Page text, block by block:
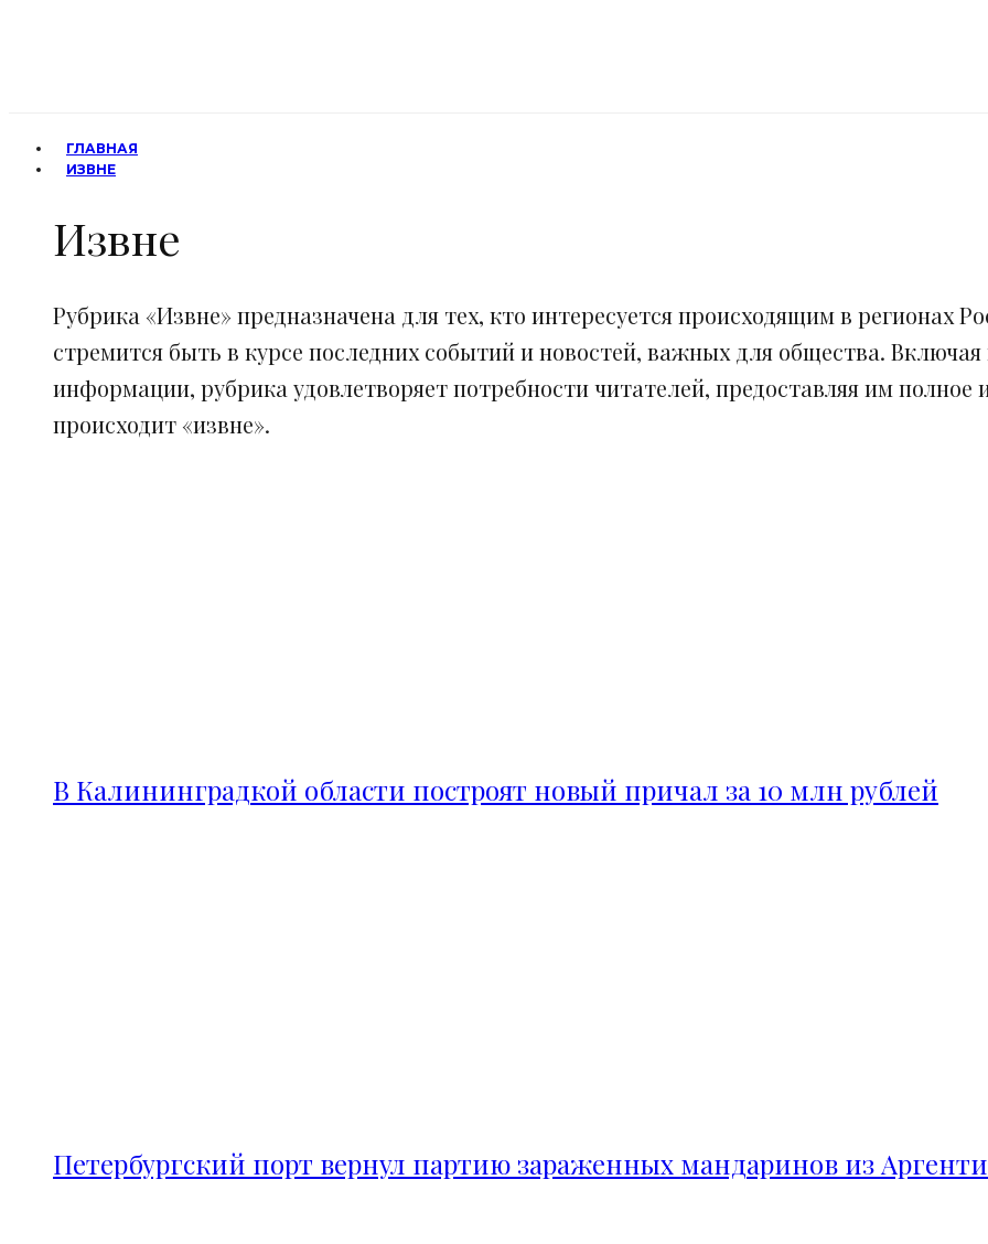
ГЛАВНАЯ
ИЗВНЕ
Извне
Рубрика «Извне» предназначена для тех, кто интересуется происходящим в регионах
стремится быть в курсе последних событий и новостей, важных для общества.
информации, рубрика удовлетворяет потребности читателей, предоставляя им полное
происходит «извне».
В Калининградкой области построят новый причал за 10 млн рублей
Петербургский порт вернул партию зараженных мандаринов из